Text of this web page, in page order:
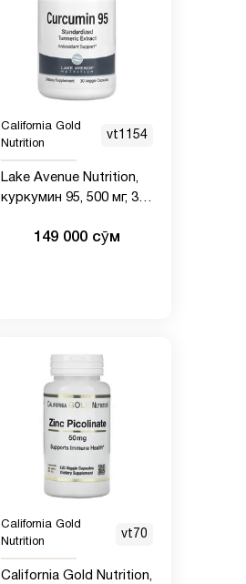
California Gold
Nutrition
vt1154
Lake Avenue Nutrition,
куркумин 95, 500 мг, 30
149 000 сӯм
California Gold
Nutrition
vt70
California Gold Nutrition,